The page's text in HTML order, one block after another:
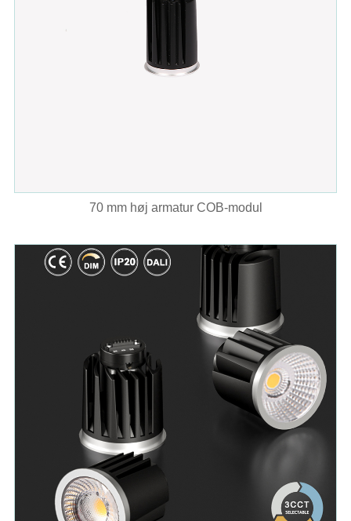
70 mm høj armatur COB-modul